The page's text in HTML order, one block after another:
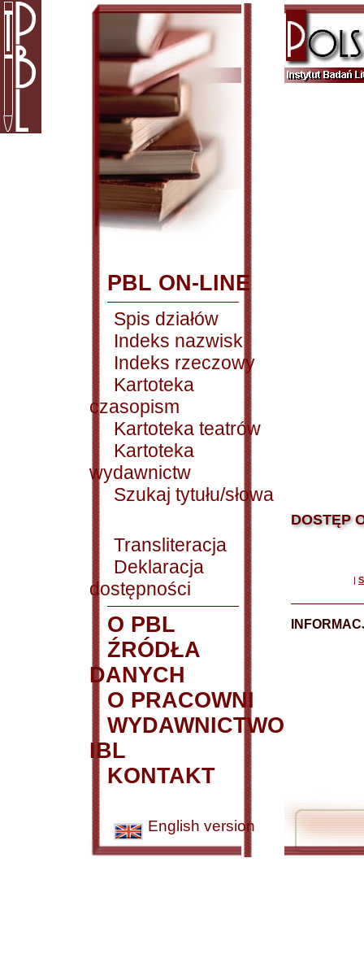
PBL ON-LINE
Spis działów
Indeks nazwisk
Indeks rzeczowy
Kartoteka
czasopism
Kartoteka teatrów
Kartoteka
wydawnictw
Szukaj tytułu/słowa
Transliteracja
Deklaracja
dostępności
O PBL
ŹRÓDŁA
DANYCH
O PRACOWNI
WYDAWNICTWO
IBL
KONTAKT
English version
DOSTĘP
|